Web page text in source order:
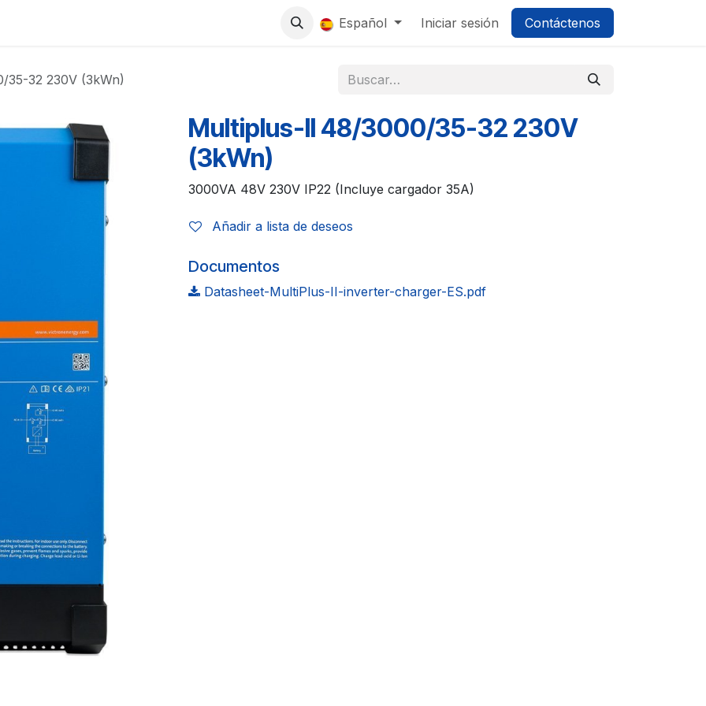
0 Español Iniciar sesión Contáctenos
32 230V (3kWn)
Multiplus-II 48/3000/35-32 230V
(3kWn)
3000VA 48V 230V IP22 (Incluye cargador 35A)
Añadir a lista de deseos
Documentos
Datasheet-MultiPlus-II-inverter-charger-ES.pdf